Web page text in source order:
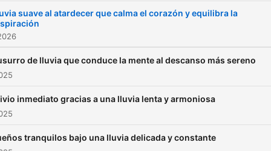
la meditación se vuelve
Lo mencionamos desde el
Lluvia Para Soñar, eliges
interrupciones. A veces
suave al atardecer que calma el corazón y equilibra la
de lluvia que conduce la mente al descanso más sereno
inmediato gracias a una lluvia lenta y armoniosa
tranquilos bajo una lluvia delicada y constante